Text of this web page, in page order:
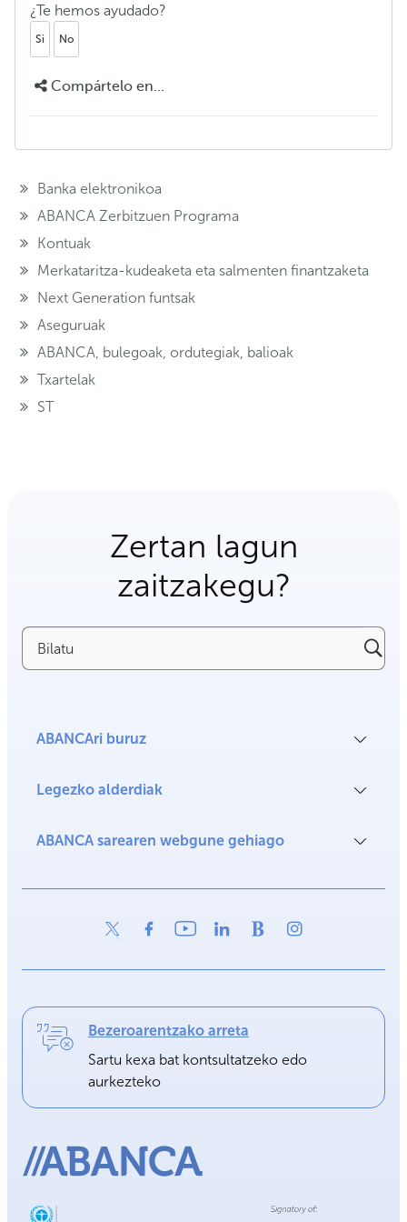
¿Te hemos ayudado?
Si No
Compártelo en...
Banka elektronikoa
ABANCA Zerbitzuen Programa
Kontuak
Merkataritza-kudeaketa eta salmenten finantzaketa
Next Generation funtsak
Aseguruak
ABANCA, bulegoak, ordutegiak, balioak
Txartelak
ST
Zertan lagun
zaitzakegu?
Bilatu
ABANCAri buruz
Legezko alderdiak
ABANCA sarearen webgune gehiago
Bezeroarentzako arreta
Sartu kexa bat kontsultatzeko edo
aurkezteko